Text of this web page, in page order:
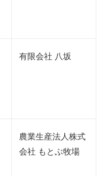
有限会社 八坂
農業生産法人株式
会社 もとぶ牧場